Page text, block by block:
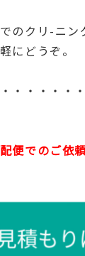
のクリ-ニン
にどうぞ。
・・・・・
便でのご依